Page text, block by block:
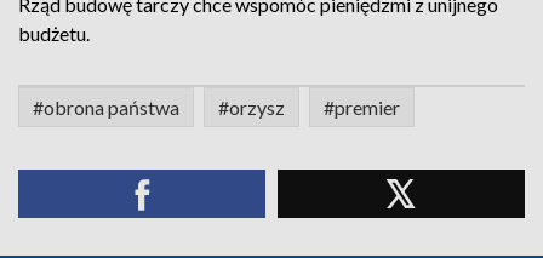
budżetu.
#obrona państwa #orzysz #premier